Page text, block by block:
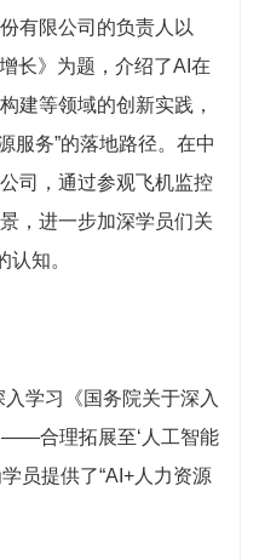
有限公司的负责人以
长》为题，介绍了AI在
建等领域的创新实践，
服务”的落地路径。在中
司，通过参观飞机监控
，进一步加深学员们关
认知。
学习《国务院关于深入
——合理拓展至‘人工智能
员提供了“AI+人力资源